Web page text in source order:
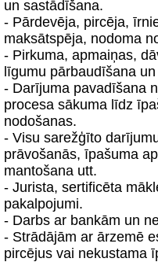
un sastādīšana.
- Pārdevēja, pircēja,
maksātspēja, nodoma
- Pirkuma, apmaiņas,
līgumu pārbaudīšana
- Darījuma pavadīšana
procesa sākuma līdz
nodošanas.
- Visu sarežģīto
prāvošanās, īpašuma
mantošana utt.
- Jurista, sertificēta
pakalpojumi.
- Darbs ar bankām un
- Strādājām ar ārzemē
pircējus vai nekustama